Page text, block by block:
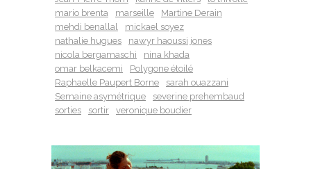
mario brenta
marseille
Martine Derain
mehdi benallal
mickael soyez
nathalie hugues
nawyr haoussi jones
nicola bergamaschi
nina khada
omar belkacemi
Polygone étoilé
Raphaelle Paupert Borne
sarah ouazzani
Semaine asymétrique
severine prehembaud
sorties
sortir veronique boudier